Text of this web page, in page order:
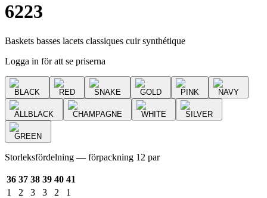
6223
Baskets basses lacets classiques cuir synthétique
Logga in för att se priserna
BLACK RED SNAKE GOLD PINK NAVY
ALLBLACK CHAMPAGNE WHITE SILVER
GREEN
Storleksfördelning — förpackning 12 par
36 37 38 39 40 41
1
2 3 3 2 1